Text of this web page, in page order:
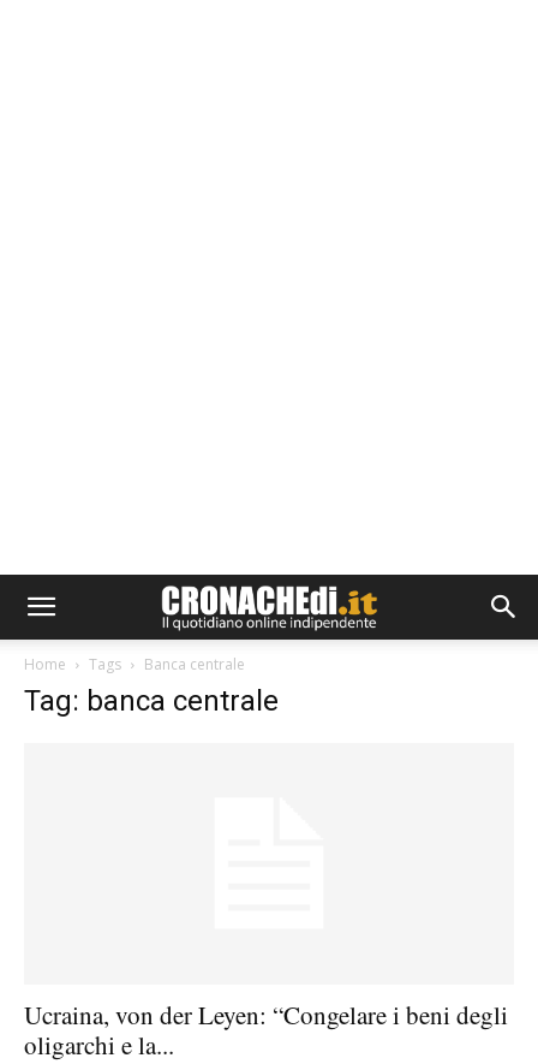
Home Tags Banca centrale
Tag: banca centrale
Ucraina, von der Leyen: “Congelare i beni degli
oligarchi e la...